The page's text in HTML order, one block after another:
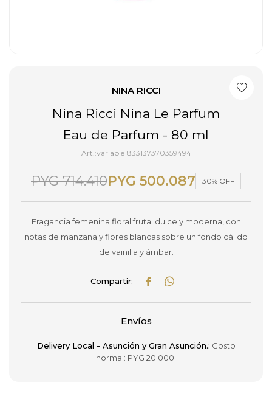
NINA RICCI
Nina Ricci Nina Le Parfum
Eau de Parfum - 80 ml
variable1833137370359494
PYG 500.087
PYG 714.410 30
Fragancia femenina floral frutal dulce y moderna, con
notas de manzana y flores blancas sobre un fondo cálido
de vainilla y ámbar.
 
Envíos
Delivery Local - Asunción y Gran Asunción.: Costo
normal: PYG 20.000.